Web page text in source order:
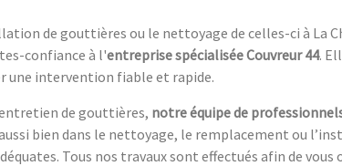
de gouttières ou le nettoyage de celles-ci à La
confiance à l'entreprise spécialisée Couvreur 44.
une intervention fiable et rapide.
de gouttières, notre équipe de
bien dans le nettoyage, le remplacement ou
Tous nos travaux sont effectués afin de vous